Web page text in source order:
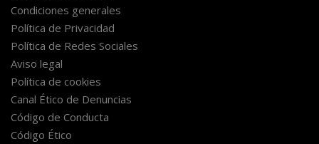
Condiciones generales
Política de Privacidad
Política de Redes Sociales
Aviso legal
Política de cookies
Canal Ético de Denuncias
Código de Conducta
Código Ético